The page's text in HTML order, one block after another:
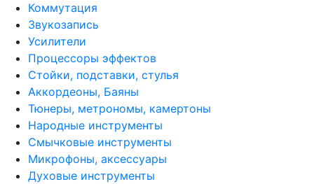
Коммутация
Звукозапись
Усилители
Процессоры эффектов
Стойки, подставки, стулья
Аккордеоны, Баяны
Тюнеры, метрономы, камертоны
Народные инструменты
Смычковые инструменты
Микрофоны, аксессуары
Духовые инструменты